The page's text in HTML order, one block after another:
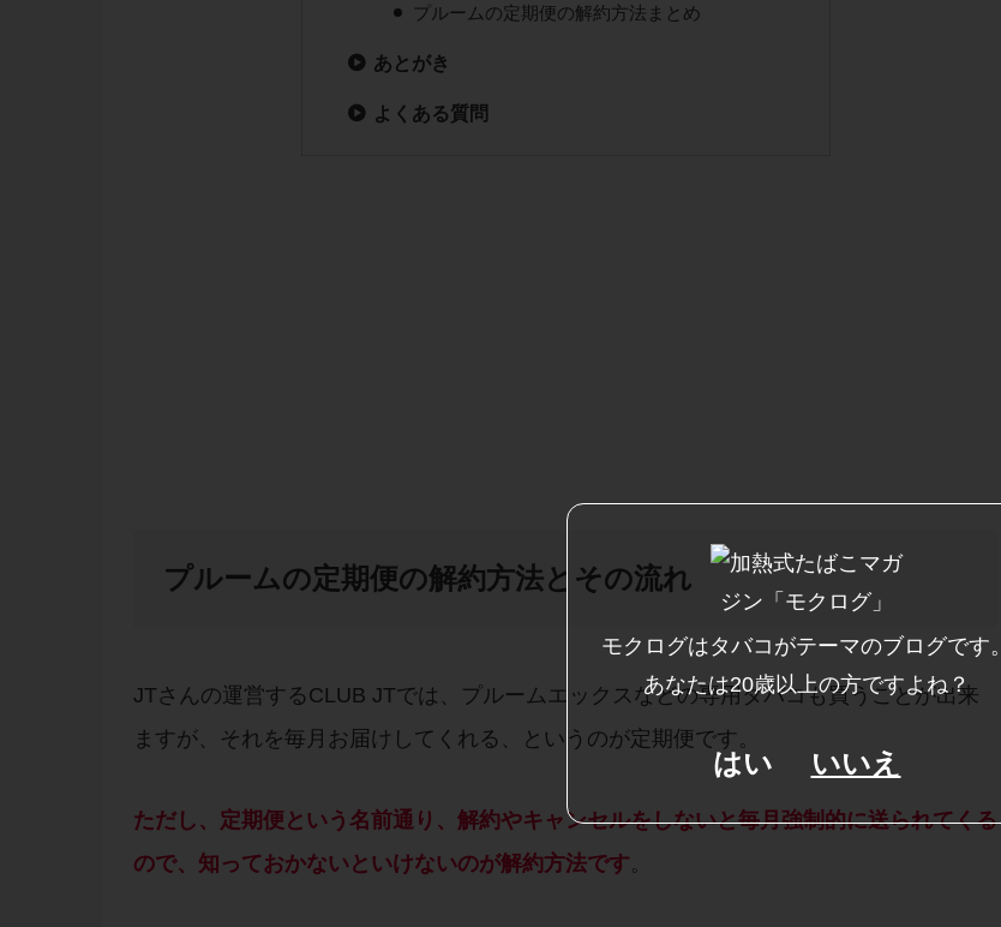
プルームの定期便の解約方法まとめ
あとがき
よくある質問
プルームの定期便の解約方法とその流れ
JTさんの運営するCLUB JTでは、プルームエックスなどの専用タバコも買うことが出来
ますが、それを毎月お届けしてくれる、というのが定期便です。
ただし、定期便という名前通り、解約やキャンセルをしないと毎月強制的に送られてくる
ので、知っておかないといけないのが解約方法です。
モクログはタバコがテーマのブログです。
あなたは20歳以上の方ですよね？
はい いいえ